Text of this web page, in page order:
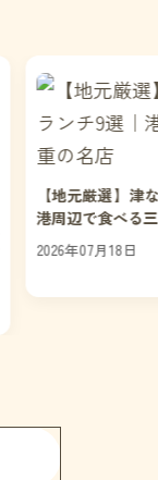
【地元厳選】津
港周辺で食べる
2026年07月18日